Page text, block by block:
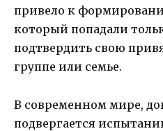
привело к
который попадали
подтвердить свою
группе или семье.
В современном мире,
подвергается